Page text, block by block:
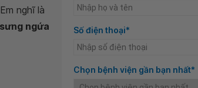
nghĩ là
ngứa
Số điện thoại*
Chọn bệnh viện gần bạn nhất*